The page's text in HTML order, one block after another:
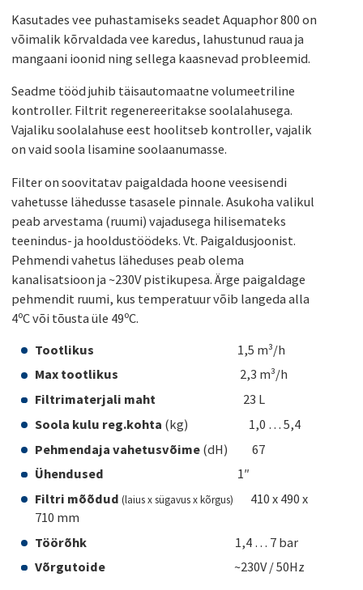
Kasutades vee puhastamiseks seadet Aquaphor 800 on
võimalik kõrvaldada vee karedus, lahustunud raua ja
mangaani ioonid ning sellega kaasnevad probleemid.
Seadme tööd juhib täisautomaatne volumeetriline
kontroller. Filtrit regenereeritakse soolalahusega.
Vajaliku soolalahuse eest hoolitseb kontroller, vajalik
on vaid soola lisamine soolaanumasse.
Filter on soovitatav paigaldada hoone veesisendi
vahetusse lähedusse tasasele pinnale. Asukoha valikul
peab arvestama (ruumi) vajadusega hilisemateks
teenindus- ja hooldustöödeks. Vt. Paigaldusjoonist.
Pehmendi vahetus läheduses peab olema
kanalisatsioon ja ~230V pistikupesa. Ärge paigaldage
pehmendit ruumi, kus temperatuur võib langeda alla
4ºC või tõusta üle 49ºC.
Tootlikus
1,5 m³/h
Max tootlikus 2,3 m³/h
Filtrimaterjali maht 23 L
Soola kulu reg.kohta (kg) 1,0 … 5,4
Pehmendaja vahetusvõime (dH) 67
Ühendused
1″
Filtri mõõdud(laius x sügavus x kõrgus)
410 x 490 x
710 mm
Töörõhk 1,4 … 7 bar
Võrgutoide ~230V / 50Hz